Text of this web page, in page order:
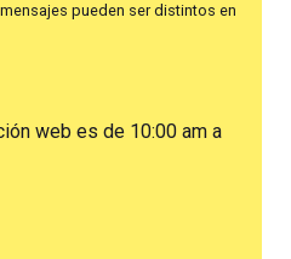
pueden ser distintos en
web es de 10:00 am a